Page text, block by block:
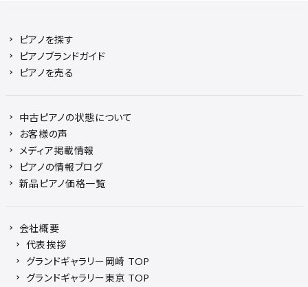
ピアノを探す
ピアノブランドガイド
ピアノを売る
中古ピアノの状態について
お客様の声
メディア掲載情報
ピアノの情報ブログ
新品ピアノ価格一覧
会社概要
代表挨拶
グランドギャラリー岡崎 TOP
グランドギャラリー東京 TOP